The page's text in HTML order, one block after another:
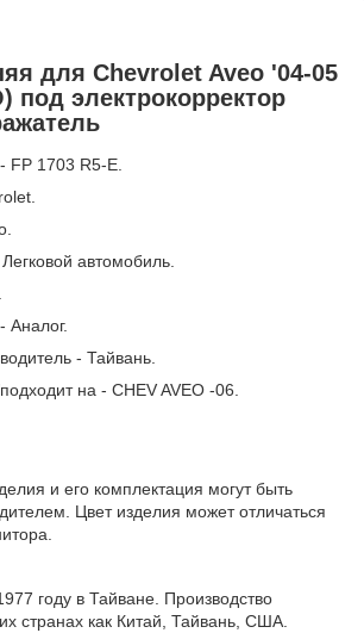
для Chevrolet Aveo '04-05
под электрокорректор
FP 1703 R5-E.
автомобиль.
Аналог.
- Тайвань.
на - CHEV AVEO -06.
и его комплектация могут быть
Цвет изделия может отличаться
году в Тайване. Производство
странах как Китай, Тайвань, США.